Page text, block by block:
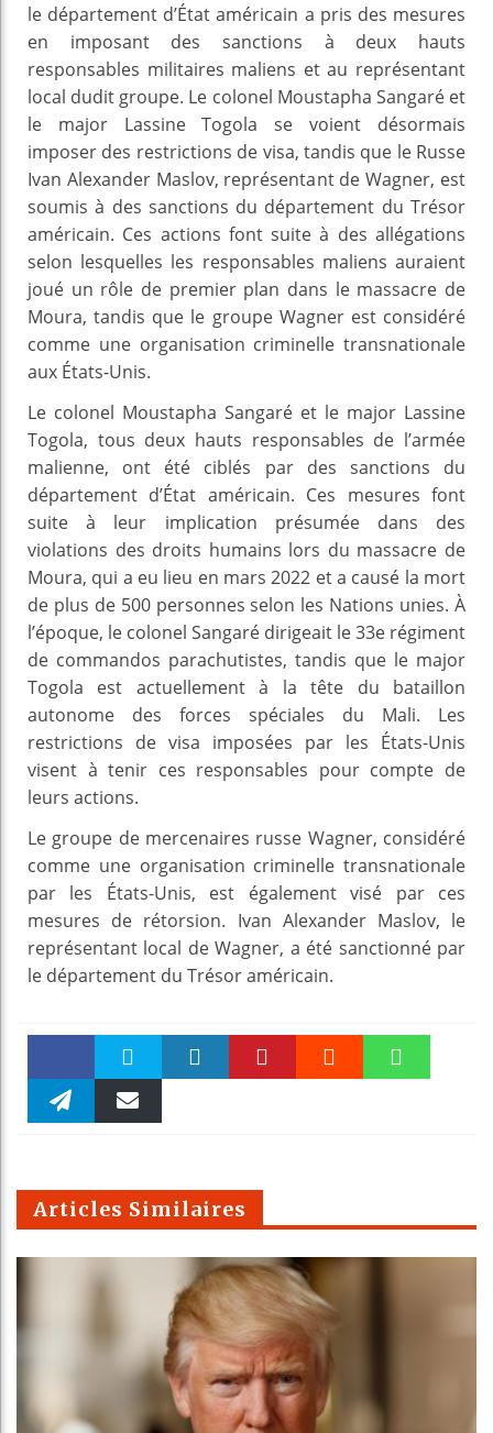
le département d’État américain a pris des mesures
en imposant des sanctions à deux hauts
responsables militaires maliens et au représentant
local dudit groupe. Le colonel Moustapha Sangaré et
le major Lassine Togola se voient désormais
imposer des restrictions de visa, tandis que le Russe
Ivan Alexander Maslov, représentant de Wagner, est
soumis à des sanctions du département du Trésor
américain. Ces actions font suite à des allégations
selon lesquelles les responsables maliens auraient
joué un rôle de premier plan dans le massacre de
Moura, tandis que le groupe Wagner est considéré
comme une organisation criminelle transnationale
aux États-Unis.
Le colonel Moustapha Sangaré et le major Lassine
Togola, tous deux hauts responsables de l’armée
malienne, ont été ciblés par des sanctions du
département d’État américain. Ces mesures font
suite à leur implication présumée dans des
violations des droits humains lors du massacre de
Moura, qui a eu lieu en mars 2022 et a causé la mort
de plus de 500 personnes selon les Nations unies. À
l’époque, le colonel Sangaré dirigeait le 33e régiment
de commandos parachutistes, tandis que le major
Togola est actuellement à la tête du bataillon
autonome des forces spéciales du Mali. Les
restrictions de visa imposées par les États-Unis
visent à tenir ces responsables pour compte de
leurs actions.
Le groupe de mercenaires russe Wagner, considéré
comme une organisation criminelle transnationale
par les États-Unis, est également visé par ces
mesures de rétorsion. Ivan Alexander Maslov, le
représentant local de Wagner, a été sanctionné par
le département du Trésor américain.
Faceboo Twitter
m
Articles Similaires